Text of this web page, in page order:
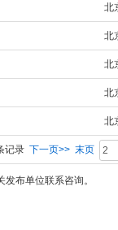
北
北
北
北
北
记录 下一页>> 末页
布单位联系咨询。